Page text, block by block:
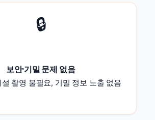
🔒
보안·기밀 문제 없음
촬영 불필요, 기밀 정보 노출 없음